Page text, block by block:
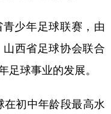
少年足球联赛，由
西省足球协会联合
球事业的发展。
初中年龄段最高水